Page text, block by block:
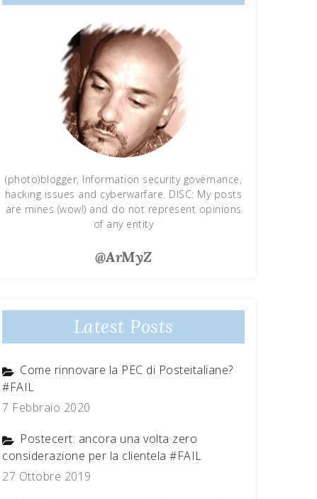
(photo)blogger, Information security governance,
hacking issues and cyberwarfare. DISC: My posts
are mines (wow!) and do not represent opinions
of any entity
@ArMyZ
Latest Posts
Come rinnovare la PEC di Posteitaliane?
#FAIL
7 Febbraio 2020
Postecert: ancora una volta zero
considerazione per la clientela #FAIL
27 Ottobre 2019